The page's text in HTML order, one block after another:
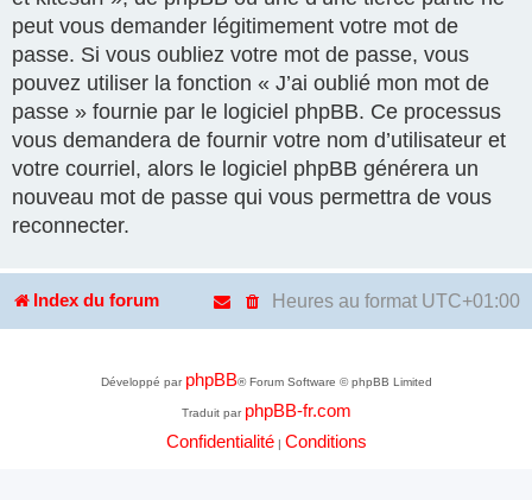
peut vous demander légitimement votre mot de
passe. Si vous oubliez votre mot de passe, vous
pouvez utiliser la fonction « J’ai oublié mon mot de
passe » fournie par le logiciel phpBB. Ce processus
vous demandera de fournir votre nom d’utilisateur et
votre courriel, alors le logiciel phpBB générera un
nouveau mot de passe qui vous permettra de vous
reconnecter.
Index du forum Heures au format UTC+01:00
Développé par phpBB® Forum Software © phpBB Limited
Traduit par phpBB-fr.com
Confidentialité| Conditions